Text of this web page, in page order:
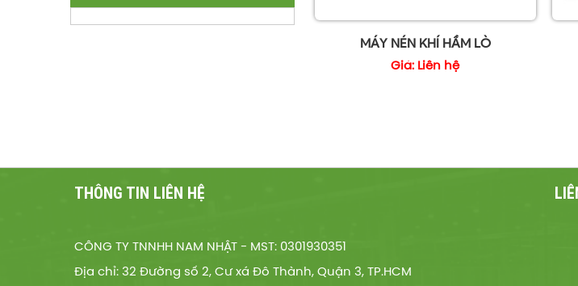
MÁY NÉN KHÍ HẦM LÒ
Giá: Liên hệ
THÔNG TIN LIÊN HỆ
CÔNG TY TNNHH NAM NHẬT - MST: 0301930351
Địa chỉ: 32 Đường số 2, Cư xá Đô Thành, Quận 3, TP.HCM